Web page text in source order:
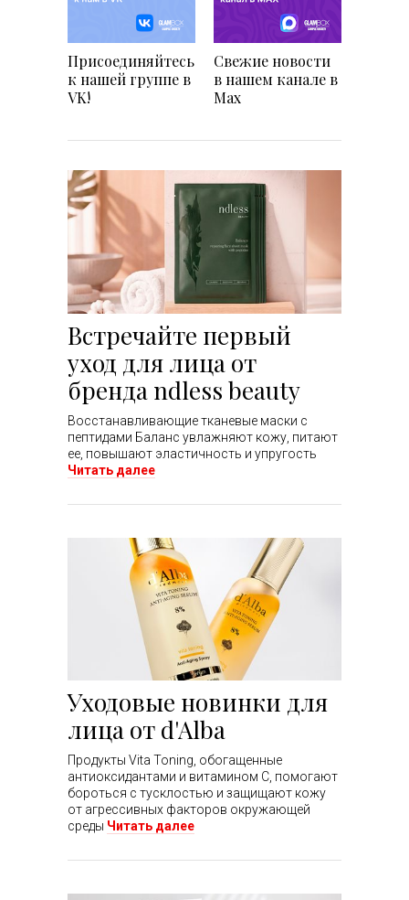
Присоединяйтесь
к нашей группе в
VK!
Свежие новости
в нашем канале в
Max
Встречайте первый
уход для лица от
бренда ndless beauty
Восстанавливающие тканевые маски с
пептидами Баланс увлажняют кожу, питают
ее, повышают эластичность и упругость
Читать далее
Уходовые новинки для
лица от d'Alba
Продукты Vita Toning, обогащенные
антиоксидантами и витамином С, помогают
бороться с тусклостью и защищают кожу
от агрессивных факторов окружающей
среды Читать далее